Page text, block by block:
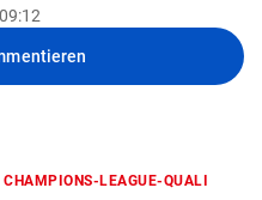
CHAMPIONS-LEAGUE-QUALI